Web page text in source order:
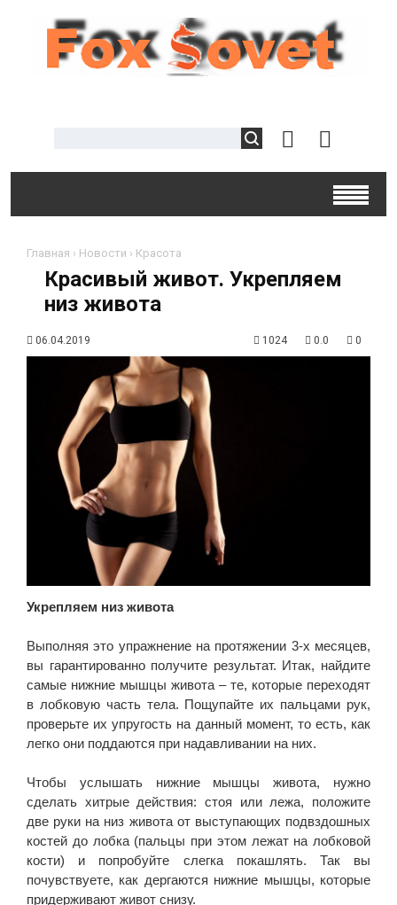
Главная › Новости › Красота
Красивый живот. Укрепляем
низ живота
06.04.2019 1024 0.0 0
Укрепляем низ живота
Выполняя это упражнение на протяжении 3-х месяцев,
вы гарантированно получите результат. Итак, найдите
самые нижние мышцы живота – те, которые переходят
в лобковую часть тела. Пощупайте их пальцами рук,
проверьте их упругость на данный момент, то есть, как
легко они поддаются при надавливании на них.
Чтобы услышать нижние мышцы живота, нужно
сделать хитрые действия: стоя или лежа, положите
две руки на низ живота от выступающих подвздошных
костей до лобка (пальцы при этом лежат на лобковой
кости) и попробуйте слегка покашлять. Так вы
почувствуете, как дергаются нижние мышцы, которые
придерживают живот снизу.